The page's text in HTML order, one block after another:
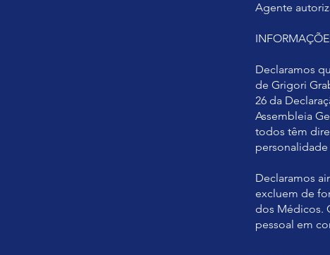
Agente
Declaramos
de Grigori
26 da
Assembleia
todos têm
personalidade
Declaramos
excluem de
dos Médicos.
pessoal em